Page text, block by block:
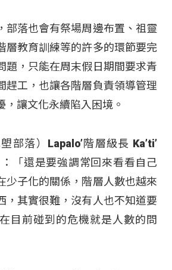
部落也會有祭場周邊布置、祖靈
層教育訓練等的許多的環節要完
題，只能在周末假日期間要求青
趕工，也讓各階層負責領導管理
，讓文化永續陷入困境。
部落）Lapalo’階層級長 Ka’ti’
「還是要強調常回來看看自己
少子化的關係，階層人數也越來
，其實很難，沒有人也不知道要
目前碰到的危機就是人數的問